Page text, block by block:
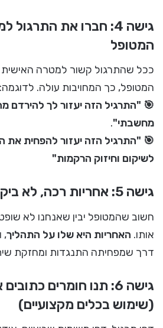
גישה 4: חברו את
המטופל
ככל שהתרגול קשור למטרה
המטופל, כך המחויבות עולה. לדוגמה:
🎯 "התרגיל הזה יעזור לך להירדם
מחשבתי".
🎯 "התרגיל הזה יעזור להפחית את
לשיקום וחיזוק הרקמות"
גישה 5: אחריות רכה, לא ביקורת
חשוב שהמטופל יבין שאנחנו לא
אותו. האחריות היא שלו על התהליך,
דרך שמפחיתה התנגדות ומחזקת
גישה 6: תנו חומרים
(שימוש בכלים מקצועיים)